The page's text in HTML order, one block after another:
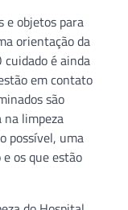
e objetos para
orientação da
cuidado é ainda
em contato
são
limpeza
possível, uma
os que estão